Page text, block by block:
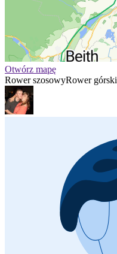
Otwórz mapę
Rower szosowyRower górski